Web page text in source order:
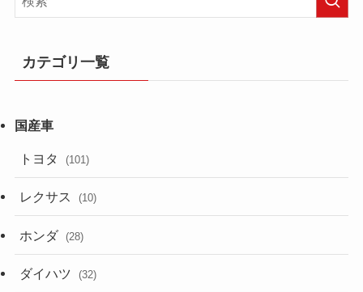
カテゴリ一覧
トヨタ (101)
レクサス (10)
ホンダ (28)
ダイハツ (32)